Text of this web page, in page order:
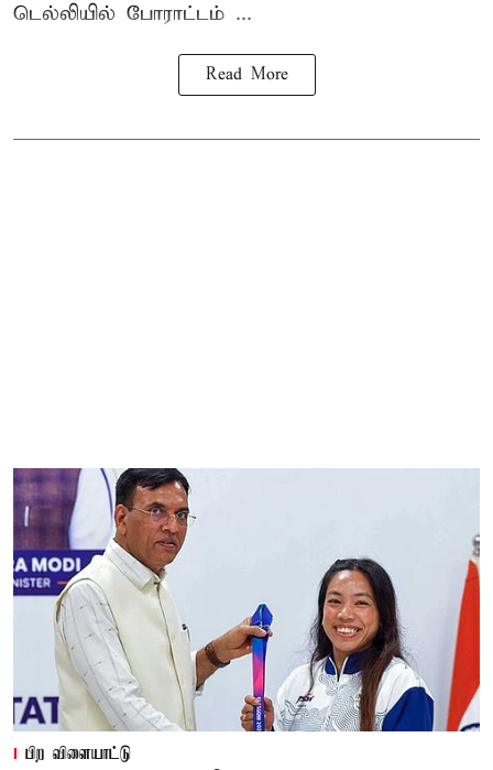
டெல்லியில் போராட்டம் ...
Read More
பிற விளையாட்டு